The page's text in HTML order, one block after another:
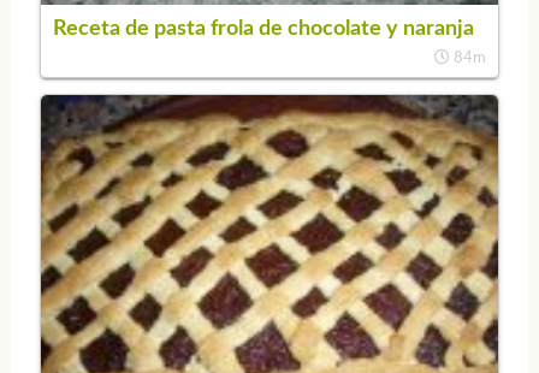
Receta de pasta frola de chocolate y naranja
84m